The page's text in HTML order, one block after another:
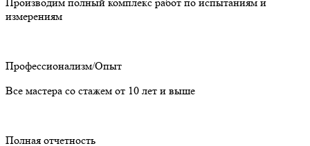
измерениям
Профессионализм/Опыт
Все мастера со стажем от 10 лет и выше
Полная отчетность